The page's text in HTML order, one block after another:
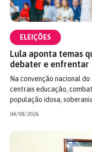
ELEIÇÕES
Lula aponta temas
debater e enfrentar
Na convenção nacional
centrais educação,
população idosa,
04/08/2026